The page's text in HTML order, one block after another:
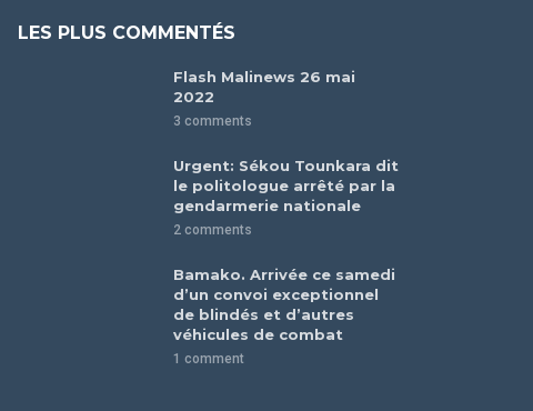
LES PLUS COMMENTÉS
Flash Malinews 26 mai
2022
3 comments
Urgent: Sékou Tounkara dit
le politologue arrêté par la
gendarmerie nationale
2 comments
Bamako. Arrivée ce samedi
d’un convoi exceptionnel
de blindés et d’autres
véhicules de combat
1 comment